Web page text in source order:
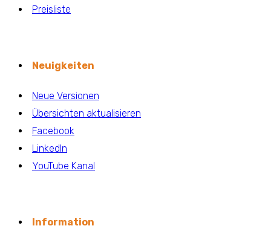
Preisliste
Neuigkeiten
Neue Versionen
Übersichten aktualisieren
Facebook
LinkedIn
YouTube Kanal
Information